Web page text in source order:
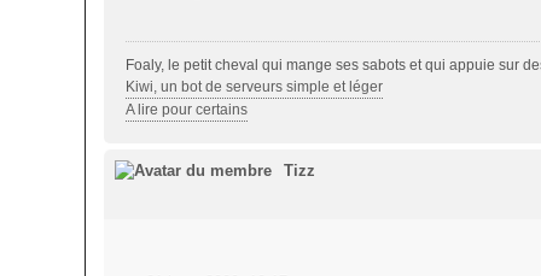
g
e
Foaly, le petit cheval qui mange ses sabots et qui appuie sur
Kiwi, un bot de serveurs simple et léger
A lire pour certains
Tizz